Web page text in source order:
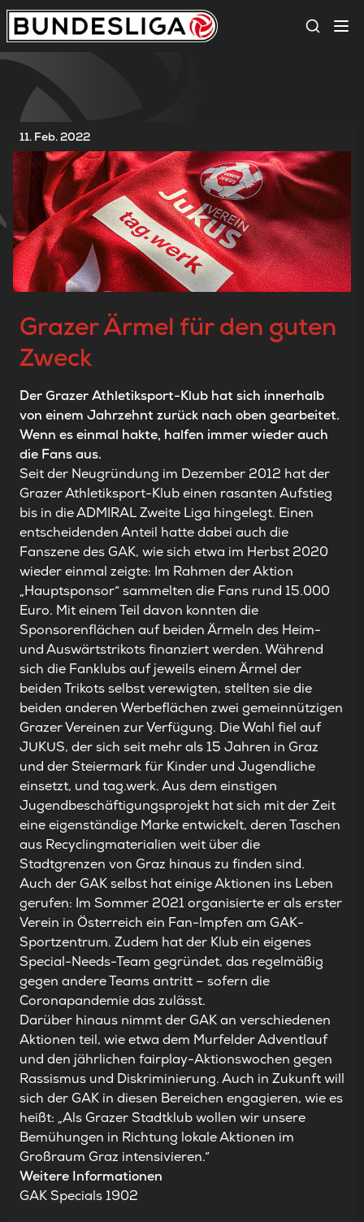
Suche
11. Feb. 2022
Grazer Ärmel für den guten
Zweck
Der Grazer Athletiksport-Klub hat sich innerhalb
von einem Jahrzehnt zurück nach oben gearbeitet.
Wenn es einmal hakte, halfen immer wieder auch
die Fans aus.
Seit der Neugründung im Dezember 2012 hat der
Grazer Athletiksport-Klub einen rasanten Aufstieg
bis in die ADMIRAL Zweite Liga hingelegt. Einen
entscheidenden Anteil hatte dabei auch die
Fanszene des GAK, wie sich etwa im Herbst 2020
wieder einmal zeigte: Im Rahmen der Aktion
„Hauptsponsor“ sammelten die Fans rund 15.000
Euro. Mit einem Teil davon konnten die
Sponsorenflächen aufbeiden Ärmeln des Heim-
und Auswärtstrikots finanziert werden. Während
sich die Fanklubs auf jeweils einem Ärmel der
beiden Trikots selbst verewigten, stellten sie die
beiden anderen Werbeflächen zwei gemeinnützigen
Grazer Vereinen zur Verfügung. Die Wahl fiel auf
JUKUS, der sich seit mehr als 15 Jahren in Graz
und der Steiermark für Kinder und Jugendliche
einsetzt, und tag.werk. Aus dem einstigen
Jugendbeschäftigungsprojekt hat sich mit der Zeit
eine eigenständige Marke entwickelt, derenTaschen
aus Recyclingmaterialien weit über die
Stadtgrenzen von Graz hinaus zu finden sind.
Auch der GAK selbst hat einige Aktionen ins Leben
gerufen: Im Sommer 2021 organisierte er als erster
Verein in Österreich ein Fan-Impfen am GAK-
Sportzentrum. Zudem hat der Klubein eigenes
Special-Needs-Team gegründet, das regelmäßig
gegen andere Teamsantritt – sofern die
Coronapandemie das zulässt.
Darüber hinaus nimmt der GAK an verschiedenen
Aktionen teil, wie etwa dem Murfelder Adventlauf
und den jährlichen fairplay-Aktionswochen gegen
Rassismus und Diskriminierung.Auch in Zukunft will
sich der GAK in diesen Bereichen engagieren, wie es
heißt: „Als Grazer Stadtklub wollen wir unsere
Bemühungen in Richtung lokale Aktionen im
Großraum Graz intensivieren.“
Weitere Informationen
GAK Specials 1902